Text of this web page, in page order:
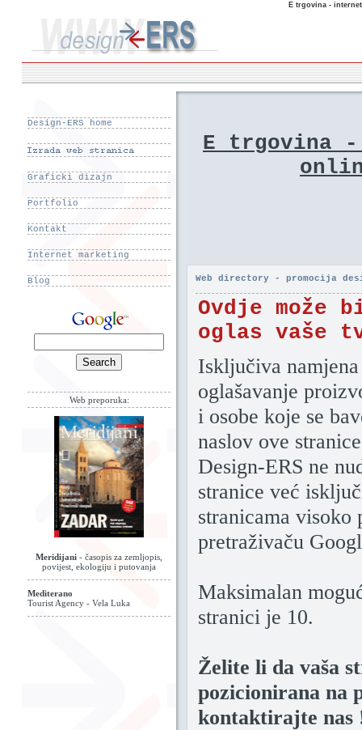
E trgovina -
Design-ERS home
Graficki dizajn
Portfolio
Kontakt
Internet marketing
Blog
Web preporuka:
Meridijani - časopis za zemljopis,
povijest, ekologiju i putovanja
Mediterano
Tourist Agency - Vela Luka
E trgovina
Web directory - promocija
Ovdje
oglas vaše
Isključiva
oglašavanje
i osobe koje se
naslov ove
Design-ERS ne
stranice već
stranicama
pretraživaču
Maksimalan
stranici je 10.
Želite li da vaša
pozicionirana na
kontaktirajte nas